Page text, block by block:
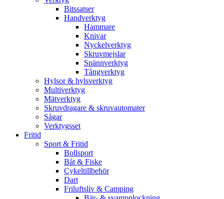
Bitssatser
Handverktyg
Hammare
Knivar
Nyckelverktyg
Skruvmejslar
Spännverktyg
Tångverktyg
Hylsor & hylsverktyg
Multiverktyg
Mätverktyg
Skruvdragare & skruvautomater
Sågar
Verktygsset
Fritid
Sport & Fritid
Bollsport
Båt & Fiske
Cykeltillbehör
Dart
Friluftsliv & Camping